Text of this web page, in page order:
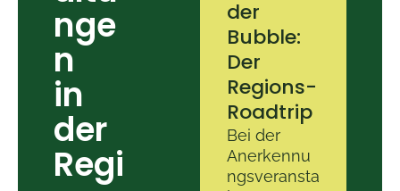
nge
n
in
der
Regi
der
Bubble:
Der
Regions-
Roadtrip
Bei der
Anerkennu
ngsveransta